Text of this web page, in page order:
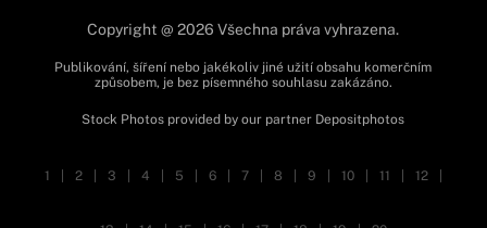
Copyright @ 2026 Všechna práva vyhrazena.
Publikování, šíření nebo jakékoliv jiné užití obsahu komerčním
způsobem, je bez písemného souhlasu zakázáno.
Stock Photos provided by our partner Depositphotos
1 2 3 4 5 6 7 8 9 10 11 12